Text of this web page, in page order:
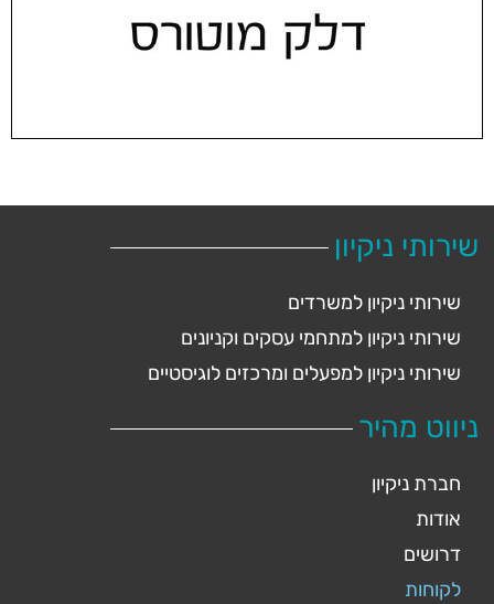
שירותי ניקיון
שירותי ניקיון למשרדים
שירותי ניקיון למתחמי עסקים וקניונים
שירותי ניקיון למפעלים ומרכזים לוגיסטיים
ניווט מהיר
חברת ניקיון
אודות
דרושים
לקוחות